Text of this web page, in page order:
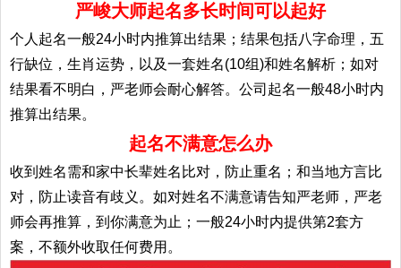
严峻大师起名多长时间可以起好
个人起名一般24小时内推算出结果；结果包括八字命理，五
行缺位，生肖运势，以及一套姓名(10组)和姓名解析；如对
结果看不明白，严老师会耐心解答。公司起名一般48小时内
推算出结果。
起名不满意怎么办
收到姓名需和家中长辈姓名比对，防止重名；和当地方言比
对，防止读音有歧义。如对姓名不满意请告知严老师，严老
师会再推算，到你满意为止；一般24小时内提供第2套方
案，不额外收取任何费用。